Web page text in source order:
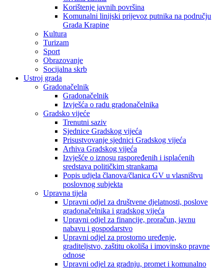
Korištenje javnih površina
Komunalni linijski prijevoz putnika na području
Grada Krapine
Kultura
Turizam
Sport
Obrazovanje
Socijalna skrb
Ustroj grada
Gradonačelnik
Gradonačelnik
Izvješća o radu gradonačelnika
Gradsko vijeće
Trenutni saziv
Sjednice Gradskog vijeća
Prisustvovanje sjednici Gradskog vijeća
Arhiva Gradskog vijeća
Izvješće o iznosu raspoređenih i isplaćenih
sredstava političkim strankama
Popis udjela članova/članica GV u vlasništvu
poslovnog subjekta
Upravna tijela
Upravni odjel za društvene djelatnosti, poslove
gradonačelnika i gradskog vijeća
Upravni odjel za financije, proračun, javnu
nabavu i gospodarstvo
Upravni odjel za prostorno uređenje,
graditeljstvo, zaštitu okoliša i imovinsko pravne
odnose
Upravni odjel za gradnju, promet i komunalno